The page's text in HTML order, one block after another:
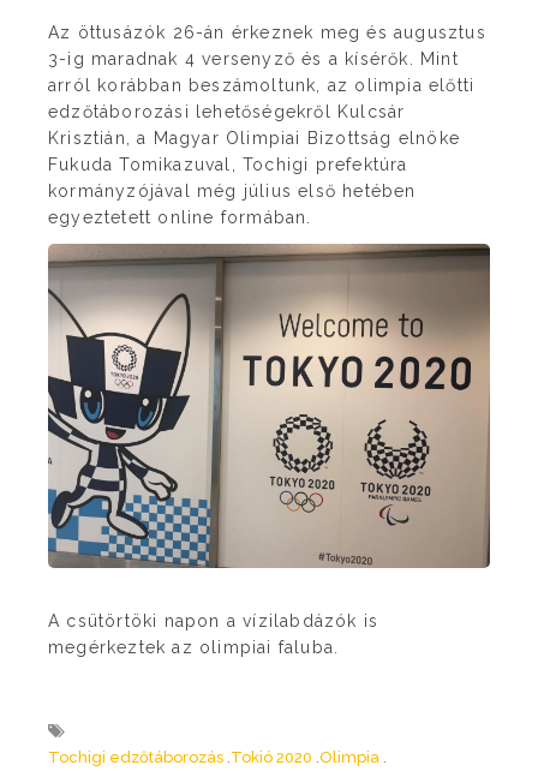
Az öttusázók 26-án érkeznek meg és augusztus
3-ig maradnak 4 versenyző és a kísérők. Mint
arról korábban beszámoltunk, az olimpia előtti
edzőtáborozási lehetőségekről Kulcsár
Krisztián, a Magyar Olimpiai Bizottság elnöke
Fukuda Tomikazuval, Tochigi prefektúra
kormányzójával még július első hetében
egyeztetett online formában.
A csütörtöki napon a vízilabdázók is
megérkeztek az olimpiai faluba.
Tochigi edzőtáborozás Tokió 2020 Olimpia